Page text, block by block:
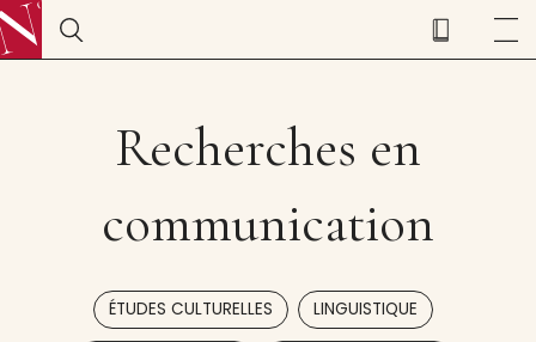
Recherches en
communication
ÉTUDES CULTURELLES LINGUISTIQUE